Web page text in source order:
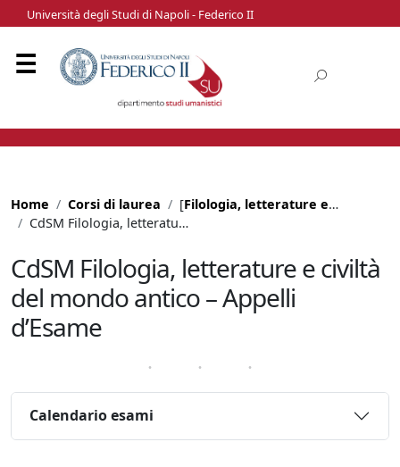
Università degli Studi di Napoli - Federico II
Home Corsi di laurea [Filologia, letterature e civiltà del mondo antico
CdSM Filologia, letterature e civiltà del mondo antico – Appelli d’Esame
CdSM Filologia, letterature e civiltà
del mondo antico – Appelli
d’Esame
Calendario esami